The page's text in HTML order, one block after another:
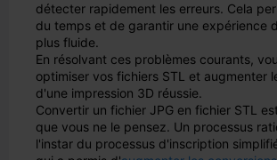
détecter rapidement les erreurs. Cela
du temps et de garantir une expérience
plus fluide.
En résolvant ces problèmes courants,
optimiser vos fichiers STL et augmenter
d'une impression 3D réussie.
Convertir un fichier JPG en fichier STL
que vous ne le pensez. Un processus
l'instar du processus d'inscription